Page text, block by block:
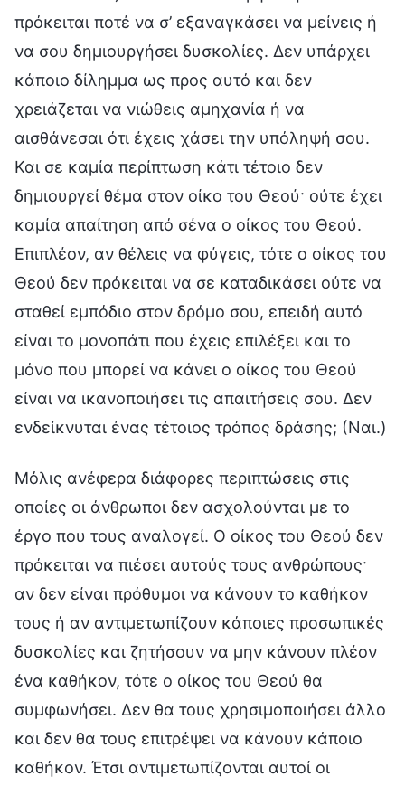
πρόκειται ποτέ να σ’ εξαναγκάσει να μείνεις ή
να σου δημιουργήσει δυσκολίες. Δεν υπάρχει
κάποιο δίλημμα ως προς αυτό και δεν
χρειάζεται να νιώθεις αμηχανία ή να
αισθάνεσαι ότι έχεις χάσει την υπόληψή σου.
Και σε καμία περίπτωση κάτι τέτοιο δεν
δημιουργεί θέμα στον οίκο του Θεού· ούτε έχει
καμία απαίτηση από σένα ο οίκος του Θεού.
Επιπλέον, αν θέλεις να φύγεις, τότε ο οίκος του
Θεού δεν πρόκειται να σε καταδικάσει ούτε να
σταθεί εμπόδιο στον δρόμο σου, επειδή αυτό
είναι το μονοπάτι που έχεις επιλέξει και το
μόνο που μπορεί να κάνει ο οίκος του Θεού
είναι να ικανοποιήσει τις απαιτήσεις σου. Δεν
ενδείκνυται ένας τέτοιος τρόπος δράσης; (Ναι.)
Μόλις ανέφερα διάφορες περιπτώσεις στις
οποίες οι άνθρωποι δεν ασχολούνται με το
έργο που τους αναλογεί. Ο οίκος του Θεού δεν
πρόκειται να πιέσει αυτούς τους ανθρώπους·
αν δεν είναι πρόθυμοι να κάνουν το καθήκον
τους ή αν αντιμετωπίζουν κάποιες προσωπικές
δυσκολίες και ζητήσουν να μην κάνουν πλέον
ένα καθήκον, τότε ο οίκος του Θεού θα
συμφωνήσει. Δεν θα τους χρησιμοποιήσει άλλο
και δεν θα τους επιτρέψει να κάνουν κάποιο
καθήκον. Έτσι αντιμετωπίζονται αυτοί οι